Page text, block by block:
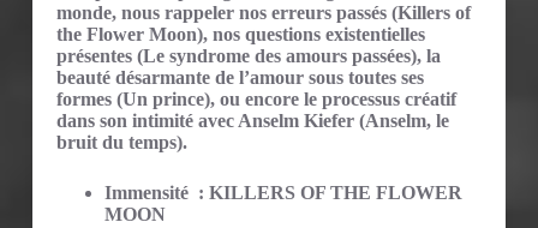
monde, nous rappeler nos erreurs passés (Killers of
the Flower Moon), nos questions existentielles
présentes (Le syndrome des amours passées), la
beauté désarmante de l’amour sous toutes ses
formes (Un prince), ou encore le processus créatif
dans son intimité avec Anselm Kiefer (Anselm, le
bruit du temps).
Immensité : KILLERS OF THE FLOWER
MOON